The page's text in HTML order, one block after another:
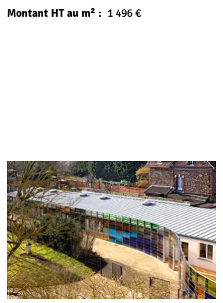
Montant HT au m² : 1 496 €